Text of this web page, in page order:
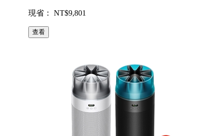
現省： NT$9,801
查看